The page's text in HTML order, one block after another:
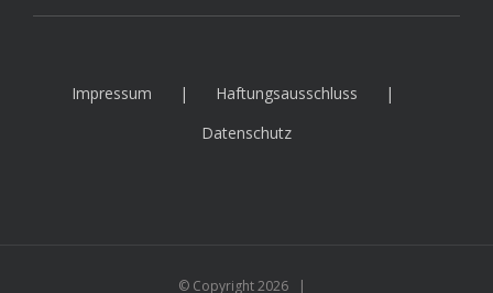
Impressum
Haftungsausschluss
Datenschutz
© Copyright2026 |